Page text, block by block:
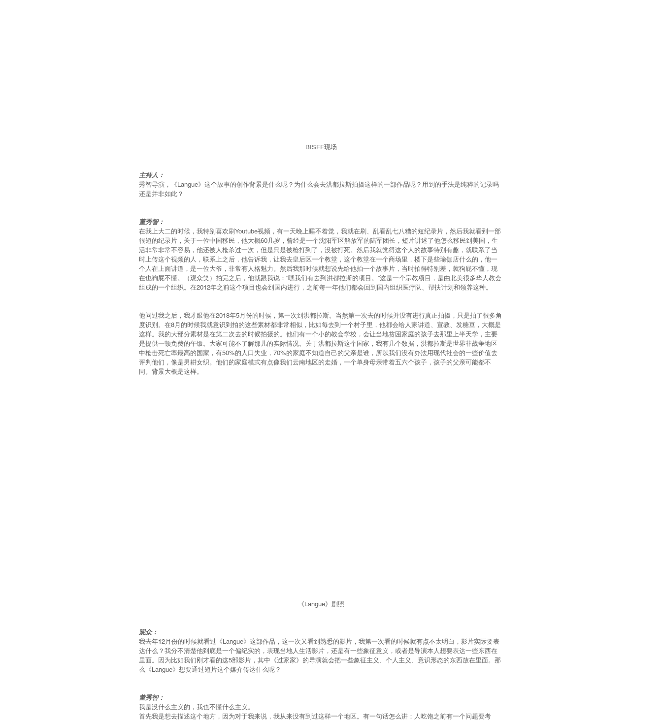
BISFF现场
主持人：
秀智导演，《Langue》这个故事的创作背景是什么呢？为什么会去洪都拉斯拍摄这样的一部作品呢？用到的手法是纯粹的记录吗
还是并非如此？
董秀智：
在我上大二的时候，我特别喜欢刷Youtube视频，有一天晚上睡不着觉，我就在刷、乱看乱七八糟的短纪录片，然后我就看到一部
很短的纪录片，关于一位中国移民，他大概60几岁，曾经是一个沈阳军区解放军的陆军团长，短片讲述了他怎么移民到美国，生
活非常非常不容易，他还被人枪杀过一次，但是只是被枪打到了，没被打死。然后我就觉得这个人的故事特别有趣，就联系了当
时上传这个视频的人，联系上之后，他告诉我，让我去皇后区一个教堂，这个教堂在一个商场里，楼下是些瑜伽店什么的，他一
个人在上面讲道，是一位大爷，非常有人格魅力。然后我那时候就想说先给他拍一个故事片，当时拍得特别差，就狗屁不懂，现
在也狗屁不懂。（观众笑）拍完之后，他就跟我说：“嘿我们有去到洪都拉斯的项目。”这是一个宗教项目，是由北美很多华人教会
组成的一个组织。在2012年之前这个项目也会到国内进行，之前每一年他们都会回到国内组织医疗队、帮扶计划和领养这种。
他问过我之后，我才跟他在2018年5月份的时候，第一次到洪都拉斯。当然第一次去的时候并没有进行真正拍摄，只是拍了很多角
度识别。在8月的时候我就意识到拍的这些素材都非常相似，比如每去到一个村子里，他都会给人家讲道、宣教、发糖豆，大概是
这样。我的大部分素材是在第二次去的时候拍摄的。他们有一个小的教会学校，会让当地贫困家庭的孩子去那里上半天学，主要
是提供一顿免费的午饭。大家可能不了解那儿的实际情况。关于洪都拉斯这个国家，我有几个数据，洪都拉斯是世界非战争地区
中枪击死亡率最高的国家，有50%的人口失业，70%的家庭不知道自己的父亲是谁，所以我们没有办法用现代社会的一些价值去
评判他们，像是男耕女织。他们的家庭模式有点像我们云南地区的走婚，一个单身母亲带着五六个孩子，孩子的父亲可能都不
同。背景大概是这样。
《Langue》剧照
观众：
我去年12月份的时候就看过《Langue》这部作品，这一次又看到熟悉的影片，我第一次看的时候就有点不太明白，影片实际要表
达什么？我分不清楚他到底是一个偏纪实的，表现当地人生活影片，还是有一些象征意义，或者是导演本人想要表达一些东西在
里面。因为比如我们刚才看的这5部影片，其中《过家家》的导演就会把一些象征主义、个人主义、意识形态的东西放在里面。那
么《Langue》想要通过短片这个媒介传达什么呢？
董秀智：
我是没什么主义的，我也不懂什么主义。
首先我是想去描述这个地方，因为对于我来说，我从来没有到过这样一个地区。有一句话怎么讲：人吃饱之前有一个问题要考